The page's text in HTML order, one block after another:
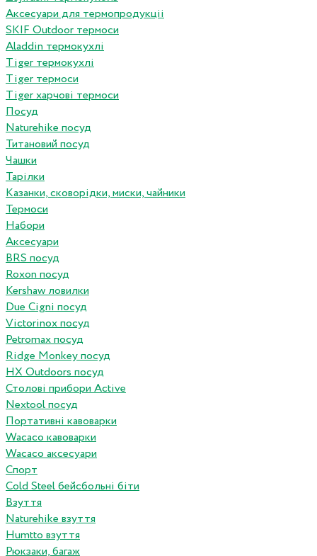
Аксесуари для термопродукціі
SKIF Outdoor термоси
Aladdin термокухлі
Tiger термокухлі
Tiger термоси
Tiger харчові термоси
Посуд
Naturehike посуд
Титановий посуд
Чашки
Тарілки
Казанки, сковорідки, миски, чайники
Термоси
Набори
Аксесуари
BRS посуд
Roxon посуд
Kershaw ловилки
Due Cigni посуд
Victorinox посуд
Petromax посуд
Ridge Monkey посуд
HX Outdoors посуд
Столові прибори Active
Nextool посуд
Портативні кавоварки
Wacaco кавоварки
Wacaco аксесуари
Спорт
Cold Steel бейсбольні біти
Взуття
Naturehike взуття
Humtto взуття
Рюкзаки, багаж